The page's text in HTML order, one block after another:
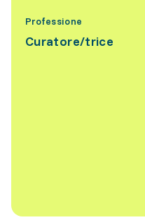
Professione
Curatore/trice